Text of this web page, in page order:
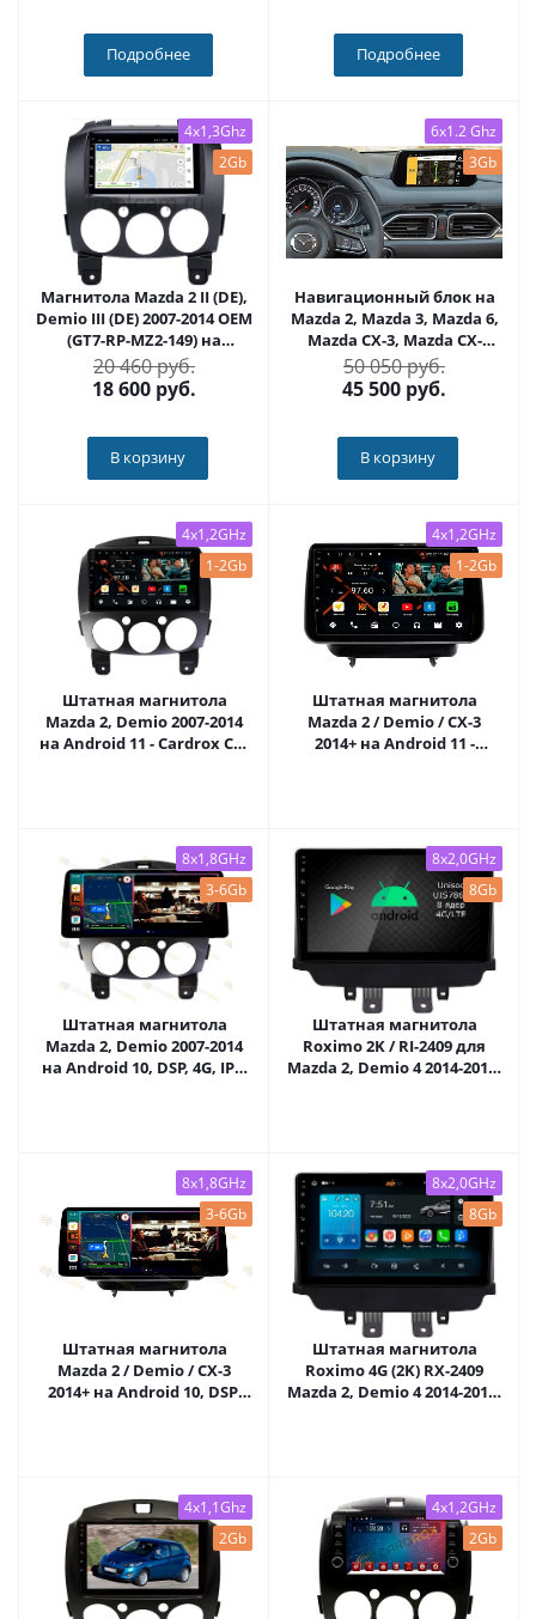
Подробнее Подробнее
4x1,3Ghz
2Gb
Магнитола Mazda 2 II (DE),
Demio III (DE) 2007-2014 OEM
(GT7-RP-MZ2-149) на
Android 10
20 460 руб.
18 600 руб.
В корзину
6x1.2 Ghz
3Gb
Навигационный блок на
Mazda 2, Mazda 3, Mazda 6,
Mazda CX-3, Mazda CX-
4,Mazda CX-5, Mazda CX-8,
Mazda CX-9 2014+ (Mazda
Connect) на Android 9.0 -
50 050 руб.
45 500 руб.
В корзину
4x1,2GHz
1-2Gb
Штатная магнитола
Mazda 2, Demio 2007-2014
на Android 11 - Cardrox CD-
4x1,2GHz
1-2Gb
Штатная магнитола
Mazda 2 / Demio / CX-3
2014+ на Android 11 -
8x1,8GHz
3-6Gb
Штатная магнитола
Mazda 2, Demio 2007-2014
на Android 10, DSP, 4G, IPS,
8x2,0GHz
8Gb
Штатная магнитола
Roximo 2K / RI-2409 для
Mazda 2, Demio 4 2014-2019,
8x1,8GHz
3-6Gb
Штатная магнитола
Mazda 2 / Demio / CX-3
2014+ на Android 10, DSP,
8x2,0GHz
8Gb
Штатная магнитола
Roximo 4G (2K) RX-2409
Mazda 2, Demio 4 2014-2019,
4x1,1Ghz
2Gb
4x1,2GHz
2Gb